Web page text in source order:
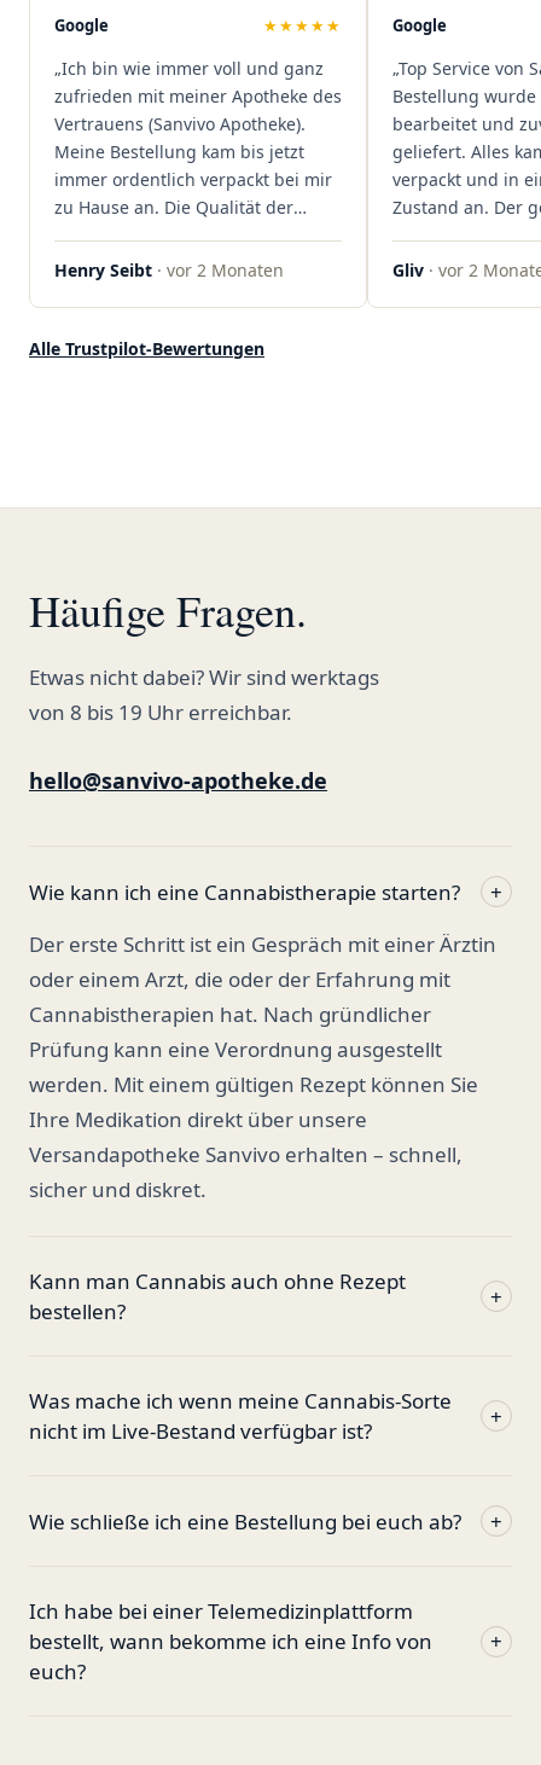
Mal viel Zeit spart. Man merkt,
Kundenzufriedenheit an erster
Stelle stehen. Vielen Dank an das
Team von Sanvivo – ich bin
rundum begeistert!"
Google ★★★★★
„Ich bin wie immer voll und ganz
zufrieden mit meiner Apotheke des
Vertrauens (Sanvivo Apotheke).
Meine Bestellung kam bis jetzt
immer ordentlich verpackt bei mir
zu Hause an. Die Qualität der
Blüten ist auch immer auf einem
hohen Niveau, die Auswahl ist
ordentlich gelagert, ich hatte nur
Henry Seibt · vor 2 Monaten
Google
„Top Service von
Bestellung wurde
bearbeitet und
geliefert. Alles
verpackt und in
Zustand an. Der
war
professionell.
Gliv · vor 2
Alle Trustpilot-Bewertungen
Häufige Fragen.
Etwas nicht dabei? Wir sind werktags
von 8 bis 19 Uhr erreichbar.
hello@sanvivo-apotheke.de
Wie kann ich eine Cannabistherapie starten?
+
Der erste Schritt ist ein Gespräch mit einer Ärztin
oder einem Arzt, die oder der Erfahrung mit
Cannabistherapien hat. Nach gründlicher
Prüfung kann eine Verordnung ausgestellt
werden. Mit einem gültigen Rezept können Sie
Ihre Medikation direkt über unsere
Versandapotheke Sanvivo erhalten – schnell,
sicher und diskret.
Kann man Cannabis auch ohne Rezept
bestellen?
+
Was mache ich wenn meine Cannabis-Sorte
nicht im Live-Bestand verfügbar ist?
+
Wie schließe ich eine Bestellung bei euch ab? +
Ich habe bei einer Telemedizinplattform
bestellt, wann bekomme ich eine Info von
euch?
+